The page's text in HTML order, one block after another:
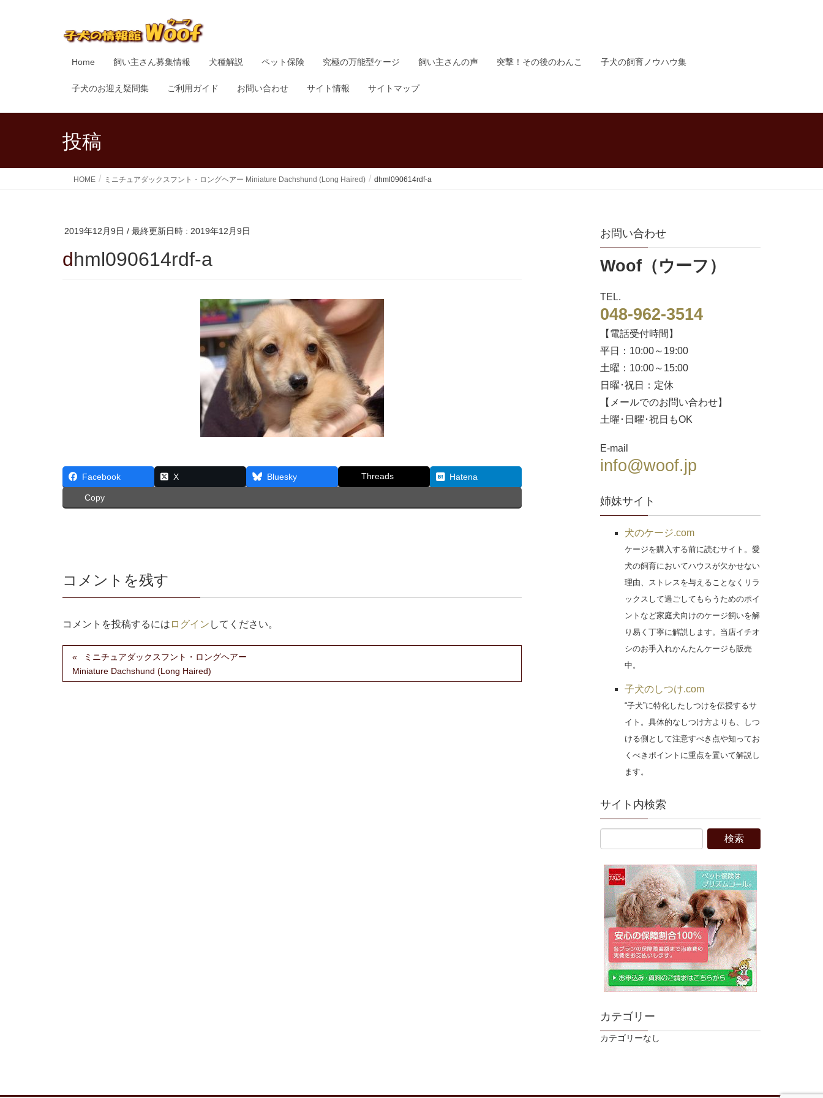
Home 飼い主さん募集情報 犬種解説 ペット保険 究極の万能型ケージ 飼い主さんの声 突撃！その後のわんこ 子犬の飼育ノウハウ集
子犬のお迎え疑問集 ご利用ガイド お問い合わせ サイト情報 サイトマップ
投稿
HOME ミニチュアダックスフント・ロングヘアー Miniature Dachshund (Long Haired) dhml090614rdf-a
2019年12月9日 / 最終更新日時 : 2019年12月9日
dhml090614rdf-a
Facebook X Bluesky Threads Hatena
Copy
コメントを残す
コメントを投稿するには ログイン してください。
ミニチュアダックスフント・ロングヘアー
Miniature Dachshund (Long Haired)
お問い合わせ
Woof（ウーフ）
TEL.
048-962-3514
【電話受付時間】
平日：10:00～19:00
土曜：10:00～15:00
日曜･祝日：定休
【メールでのお問い合わせ】
土曜･日曜･祝日もOK
E-mail
info@woof.jp
姉妹サイト
犬のケージ.com
ケージを購入する前に読むサイト。愛
犬の飼育においてハウスが欠かせない
理由、ストレスを与えることなくリラ
ックスして過ごしてもらうためのポイ
ントなど家庭犬向けのケージ飼いを解
り易く丁寧に解説します。当店イチオ
シのお手入れかんたんケージも販売
中。
子犬のしつけ.com
“子犬”に特化したしつけを伝授するサ
イト。具体的なしつけ方よりも、しつ
ける側として注意すべき点や知ってお
くべきポイントに重点を置いて解説し
ます。
サイト内検索
カテゴリー
カテゴリーなし